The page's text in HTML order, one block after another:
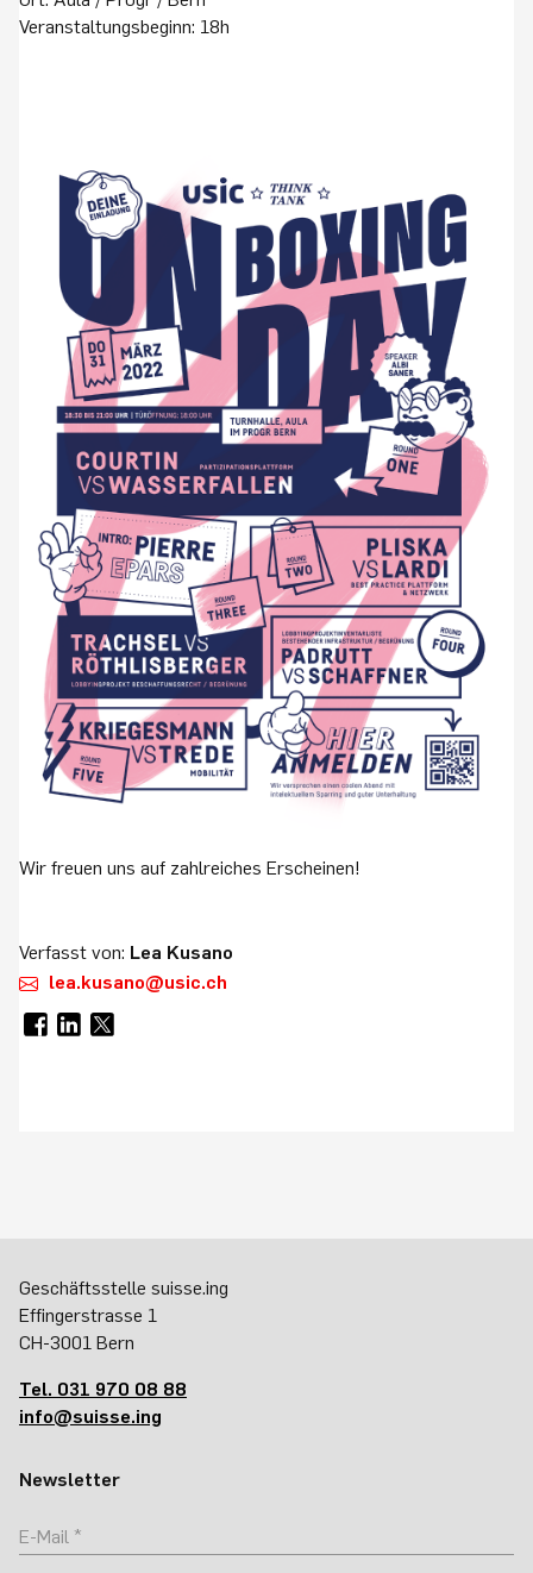
Veranstaltungsbeginn: 18h
Wir freuen uns auf zahlreiches Erscheinen!
Verfasst von: Lea Kusano
lea.kusano@usic.ch
Geschäftsstelle suisse.ing
Effingerstrasse 1
CH-3001 Bern
Tel. 031 970 08 88
info@suisse.ing
Newsletter